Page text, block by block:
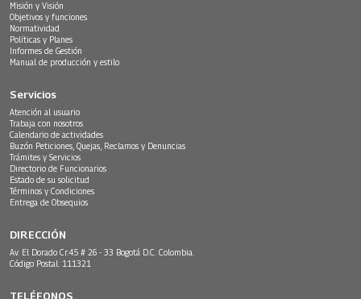
Misión y Visión
Objetivos y funciones
Normatividad
Políticas y Planes
Informes de Gestión
Manual de producción y estilo
Servicios
Atención al usuario
Trabaja con nosotros
Calendario de actividades
Buzón Peticiones, Quejas, Reclamos y Denuncias
Trámites y Servicios
Directorio de Funcionarios
Estado de su solicitud
Términos y Condiciones
Entrega de Obsequios
DIRECCIÓN
Av. El Dorado Cr.45 # 26 - 33 Bogotá D.C. Colombia.
Código Postal: 111321
TELÉFONOS